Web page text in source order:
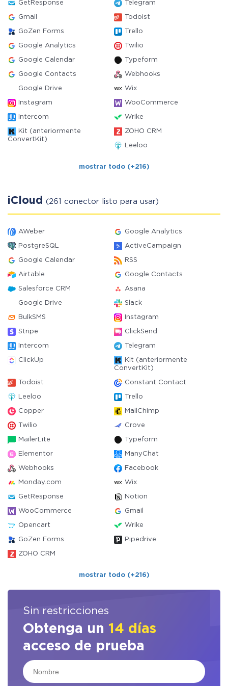
GetResponse Telegram
Gmail Todoist
GoZen Forms Trello
Google Analytics Twilio
Google Calendar Typeform
Google Contacts Webhooks
Google Drive Wix
Instagram WooCommerce
Intercom Wrike
Kit (anteriormente
ConvertKit)
ZOHO CRM
Leeloo
mostrar todo (+216)
iCloud (261 conector listo para usar)
AWeber Google Analytics
PostgreSQL ActiveCampaign
Google Calendar RSS
Airtable Google Contacts
Salesforce CRM Asana
Google Drive Slack
BulkSMS Instagram
Stripe ClickSend
Intercom Telegram
ClickUp
Kit (anteriormente
ConvertKit)
Todoist Constant Contact
Leeloo Trello
Copper MailChimp
Twilio Crove
MailerLite Typeform
Elementor ManyChat
Webhooks Facebook
Monday.com Wix
GetResponse Notion
WooCommerce Gmail
Opencart Wrike
GoZen Forms Pipedrive
ZOHO CRM
mostrar todo (+216)
Sin restricciones
Obtenga un 14 días
acceso de prueba